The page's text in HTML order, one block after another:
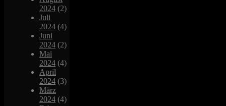
2024 (2)
Juli
2024 (4)
Juni
2024 (2)
Mai
2024 (4)
April
2024 (3)
März
2024 (4)